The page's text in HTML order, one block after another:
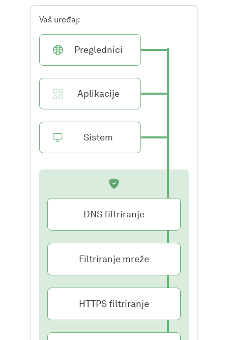
Vaš uređaj:
Preglednici
Aplikacije
Sistem
DNS filtriranje
Filtriranje mreže
HTTPS filtriranje